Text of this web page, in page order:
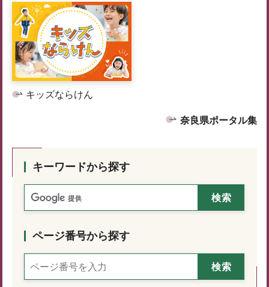
キッズならけん
奈良県ポータル集
キーワードから探す
ページ番号から探す